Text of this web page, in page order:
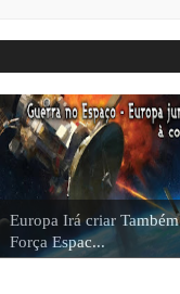
Europa Irá criar Também
Força Espac...